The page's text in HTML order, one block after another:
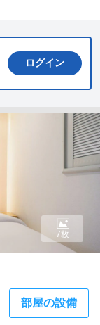
ログイン
部屋の設備
7枚